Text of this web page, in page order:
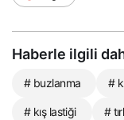
Haberle ilgili
# buzlanma #
# kış lastiği #